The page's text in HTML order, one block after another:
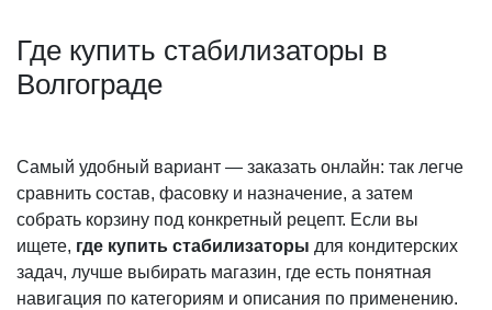
Где купить стабилизаторы в
Волгограде
Самый удобный вариант — заказать онлайн: так легче
сравнить состав, фасовку и назначение, а затем
собрать корзину под конкретный рецепт. Если вы
ищете, где купить стабилизаторы для кондитерских
задач, лучше выбирать магазин, где есть понятная
навигация по категориям и описания по применению.